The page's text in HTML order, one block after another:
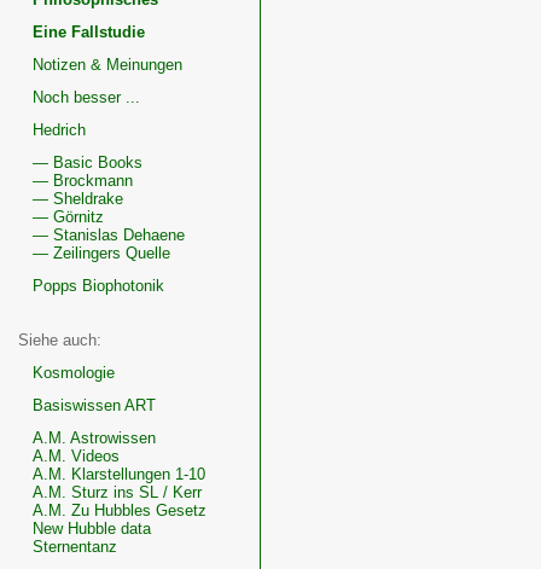
Eine Fallstudie
Notizen & Meinungen
Noch besser ...
Hedrich
— Basic Books
— Brockmann
— Sheldrake
— Görnitz
— Stanislas Dehaene
— Zeilingers Quelle
Popps Biophotonik
Siehe auch:
Kosmologie
Basiswissen ART
A.M. Astrowissen
A.M. Videos
A.M. Klarstellungen 1-10
A.M. Sturz ins SL / Kerr
A.M. Zu Hubbles Gesetz
New Hubble data
Sternentanz